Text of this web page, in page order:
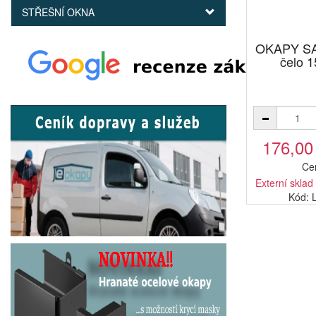
STŘEŠNÍ OKNA
OKAPY
čelo
Externí
Kód: